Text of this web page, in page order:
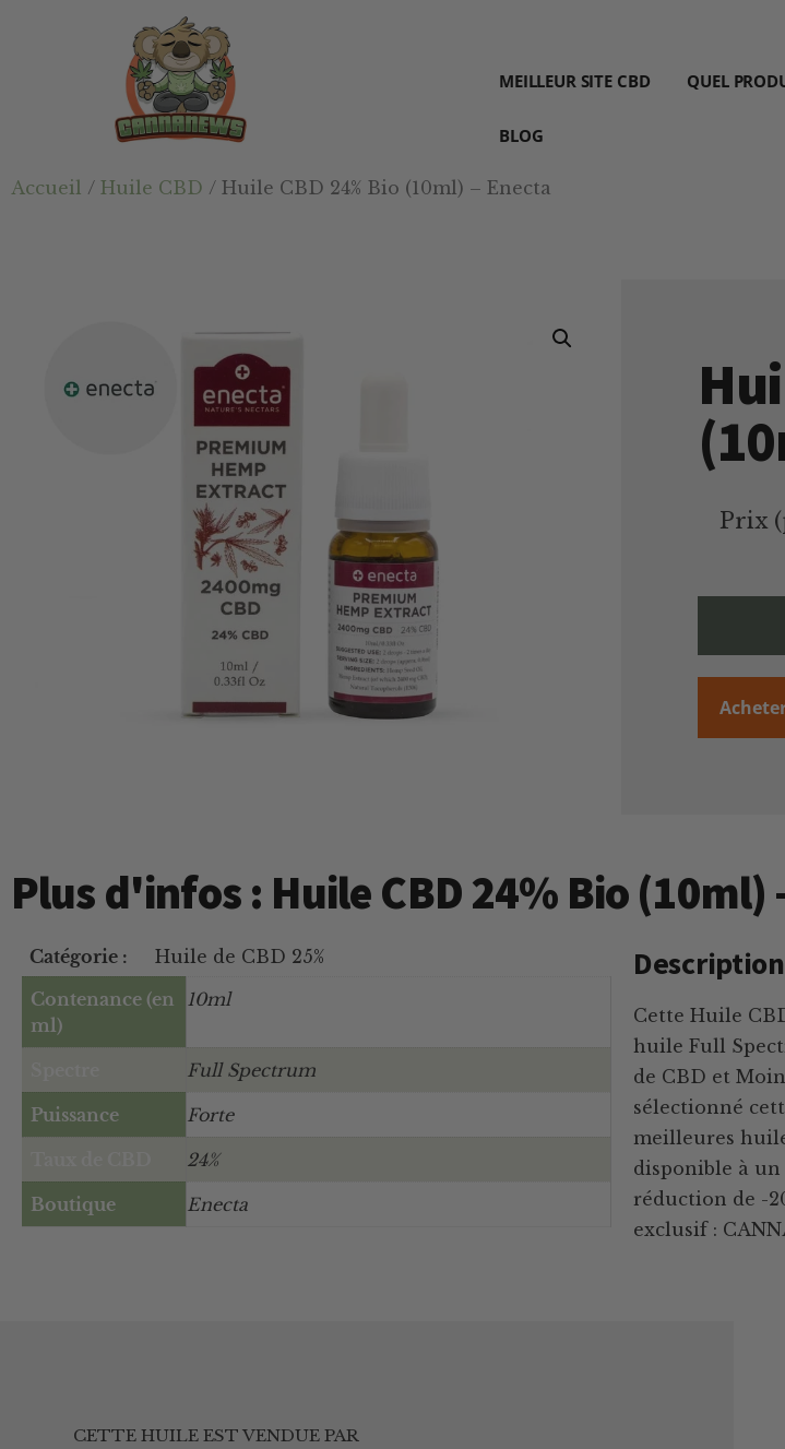
Cannanews.fr
MEILLEUR SITE CBD QUEL
BLOG
Accueil / Huile CBD / Huile CBD 24% Bio (10ml) – Enecta
Prix
Plus d'infos : Huile CBD 24% Bio (10ml)
Catégorie :
Huile de CBD 25%
Contenance (en
ml)
10ml
Full Spectrum
Puissance Forte
24%
Boutique Enecta
Description
Cette Huile
huile Full
de CBD et
sélectionné
meilleures
disponible à un
réduction de -
exclusif :
CETTE HUILE EST VENDUE PAR